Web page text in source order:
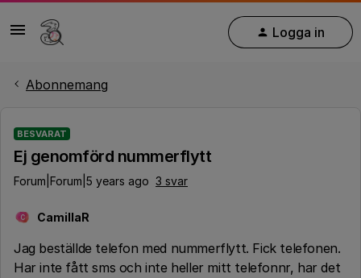
Logga in
Abonnemang
BESVARAT
Ej genomförd nummerflytt
Forum|Forum|5 years ago 3 svar
C CamillaR
Jag beställde telefon med nummerflytt. Fick telefonen.
Har inte fått sms och inte heller mitt telefonnr, har det